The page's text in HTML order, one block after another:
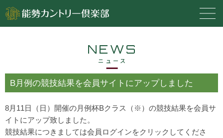
NEWS
ニュース
B月例の競技結果を会員サイトにアップしました
8月11日（日）開催の月例杯Bクラス（※）の競技結果を会員サ
イトにアップ致しました。
競技結果につきましては会員ログインをクリックしてくださ